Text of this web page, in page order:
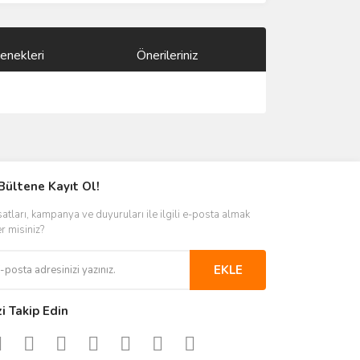
Önerileriniz
Kayıt Ol!
kampanya ve duyuruları ile ilgili e-posta almak
misiniz?
EKLE
Takip Edin